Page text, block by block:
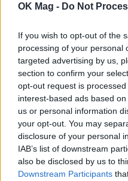
OK Mag - Do Not
If you wish to opt-out of the
processing of your personal
targeted advertising by us,
section to confirm your
opt-out request is
interest-based ads based
us or personal information
your opt-out. You may
disclosure of your personal
IAB’s list of downstream
also be disclosed by us to
Downstream Participants
Τα 4 ζώδια που θα
ηλιακή έκλειψη
ΖΩΔΙΑ